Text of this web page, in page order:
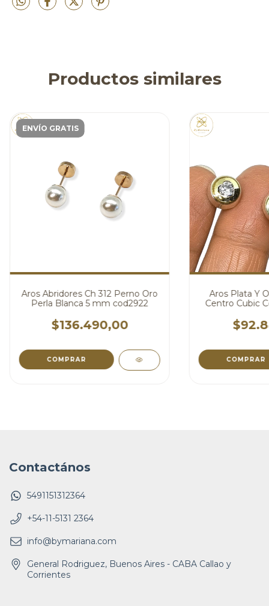
Productos similares
ENVÍO GRATIS
Aros Abridores Ch 312 Perno Oro
Perla Blanca 5 mm cod2922
$136.490,00
Aros Plata Y
Centro Cubic
Contactános
5491151312364
+54-11-5131 2364
info@bymariana.com
General Rodriguez, Buenos Aires - CABA Callao y
Corrientes